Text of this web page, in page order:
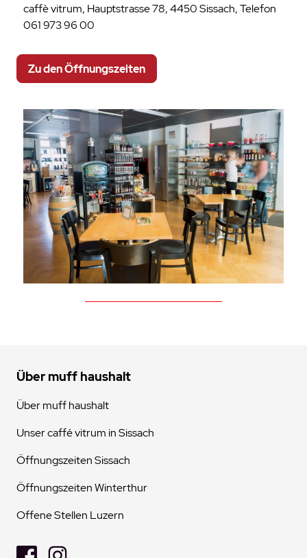
caffè vitrum, Hauptstrasse 78, 4450 Sissach, Telefon
061 973 96 00
Zu den Öffnungszeiten
Über muff haushalt
Über muff haushalt
Unser caffé vitrum in Sissach
Öffnungszeiten Sissach
Öffnungszeiten Winterthur
Offene Stellen Luzern